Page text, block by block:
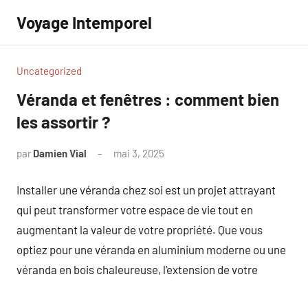
contenu
Voyage Intemporel
Uncategorized
Véranda et fenêtres : comment bien
les assortir ?
par Damien Vial mai 3, 2025
Installer une véranda chez soi est un projet attrayant
qui peut transformer votre espace de vie tout en
augmentant la valeur de votre propriété. Que vous
optiez pour une véranda en aluminium moderne ou une
véranda en bois chaleureuse, l’extension de votre